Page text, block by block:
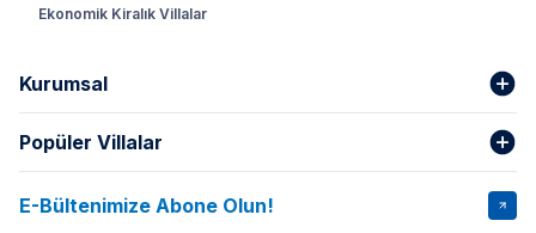
Ekonomik Kiralık Villalar
Kurumsal
Hakkımızda
İptal Şartları Banka Hesapları
Popüler Villalar
VİLLA SALKIM VİLLA SLAY 1
E-Bültenimize Abone Olun!